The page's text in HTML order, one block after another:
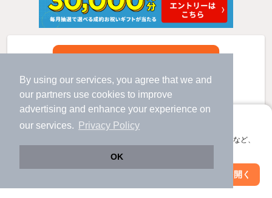
By using our services, you agree that we and
our partners use cookies to improve
advertising and enhance your experience on
our services.
Privacy Policy
OK
アプリに切り替えて、サクサクお部屋探し
会員登録なしですぐ使える。マップ検索やお気に入り保存など、
アプリを開く
絞り込み条件を変更